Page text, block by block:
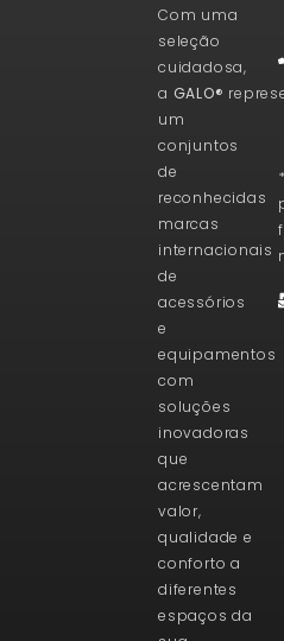
Com uma
seleção
cuidadosa,
a GALO®
um
conjuntos
de
reconhecidas
marcas
internacionais
de
acessórios
e
equipamentos
com
soluções
inovadoras
que
acrescentam
valor,
qualidade e
conforto a
diferentes
espaços da